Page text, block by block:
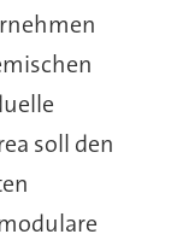
soll den